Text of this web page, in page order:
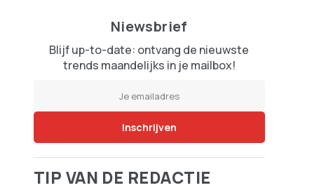
Niewsbrief
Blijf up-to-date: ontvang de nieuwste
trends maandelijks in je mailbox!
TIP VAN DE REDACTIE